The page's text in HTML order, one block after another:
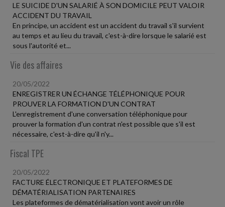
LE SUICIDE D'UN SALARIÉ À SON DOMICILE PEUT VALOIR
ACCIDENT DU TRAVAIL
En principe, un accident est un accident du travail s'il survient
au temps et au lieu du travail, c'est-à-dire lorsque le salarié est
sous l'autorité et...
Vie des affaires
20/05/2022
ENREGISTRER UN ÉCHANGE TÉLÉPHONIQUE POUR
PROUVER LA FORMATION D'UN CONTRAT
L'enregistrement d'une conversation téléphonique pour
prouver la formation d'un contrat n'est possible que s'il est
nécessaire, c'est-à-dire qu'il n'y...
Fiscal TPE
20/05/2022
FACTURE ÉLECTRONIQUE ET PLATEFORMES DE
DÉMATÉRIALISATION PARTENAIRES
Les plateformes de dématérialisation vont avoir un rôle